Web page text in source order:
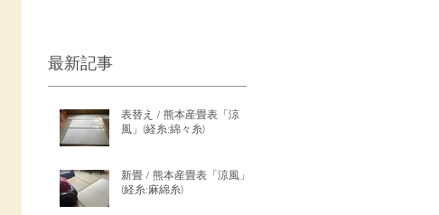
最新記事
表替え / 熊本産畳表「涼
風」(経糸:綿々糸)
新畳 / 熊本産畳表「涼風」
(経糸:麻綿糸)